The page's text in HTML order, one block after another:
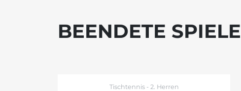
BEENDETE SPIELE
Tischtennis - 2. Herren